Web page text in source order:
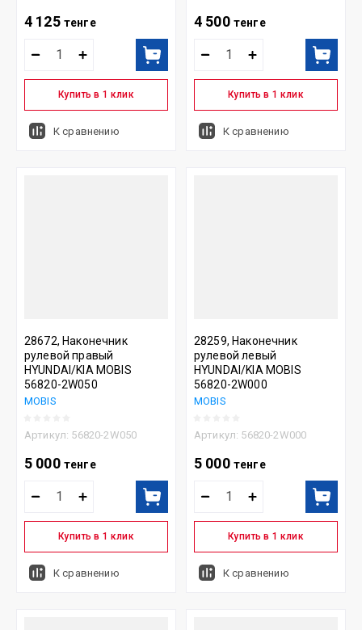
4 125 тенге
Купить в 1 клик
К сравнению
4 500 тенге
Купить в 1 клик
К сравнению
28672, Наконечник
рулевой правый
HYUNDAI/KIA MOBIS
56820-2W050
MOBIS
Артикул: 56820-2W050
5 000 тенге
Купить в 1 клик
К сравнению
28259, Наконечник
рулевой левый
HYUNDAI/KIA MOBIS
56820-2W000
MOBIS
Артикул: 56820-2W000
5 000 тенге
Купить в 1 клик
К сравнению